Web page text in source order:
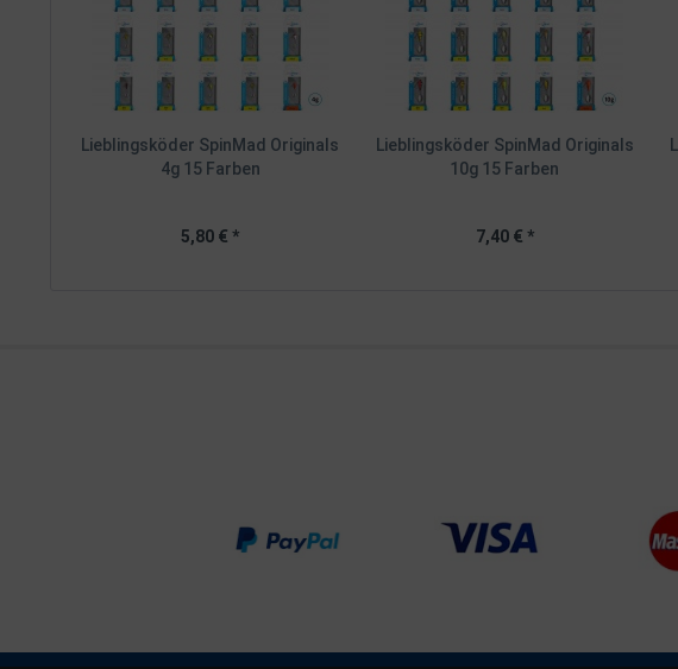
Lieblingsköder SpinMad Originals
4g 15 Farben
5,80 € *
Lieblingsköder SpinMad Originals
10g 15 Farben
7,40 € *